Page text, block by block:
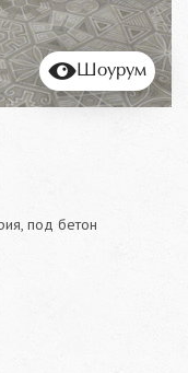
Шоурум
под бетон